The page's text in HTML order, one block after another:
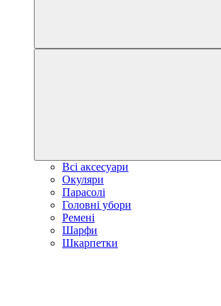
Всі аксесуари
Окуляри
Парасолі
Головні убори
Ремені
Шарфи
Шкарпетки